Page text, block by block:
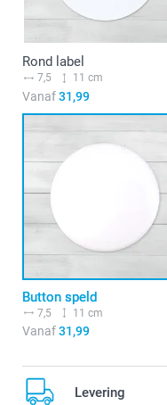
Rond label
7,5 11 cm
Vanaf31,99
Button speld
7,5 11 cm
Vanaf31,99
Levering